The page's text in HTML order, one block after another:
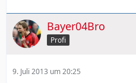
Bayer04Bro
Profi
9. Juli 2013 um 20:25